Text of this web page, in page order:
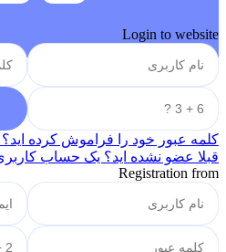
Login to website
کلمه عبور خود را فراموش کرده
قبلا عضو نشده اید؟ یک حساب
Registration from